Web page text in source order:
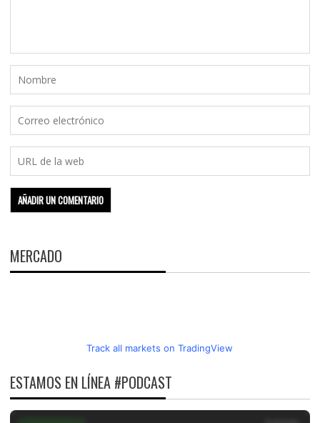
MERCADO
Track all markets on TradingView
ESTAMOS EN LÍNEA #PODCAST